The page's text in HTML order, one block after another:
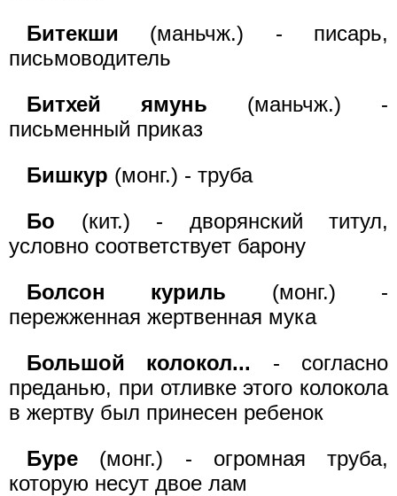
Битекши (маньчж.) - писарь,
письмоводитель
Битхей ямунь (маньчж.) -
письменный приказ
Бишкур (монг.) - труба
Бо (кит.) - дворянский титул,
условно соответствует барону
Болсон куриль (монг.) -
пережженная жертвенная мука
Большой колокол... - согласно
преданью, при отливке этого колокола
в жертву был принесен ребенок
Буре (монг.) - огромная труба,
которую несут двое лам